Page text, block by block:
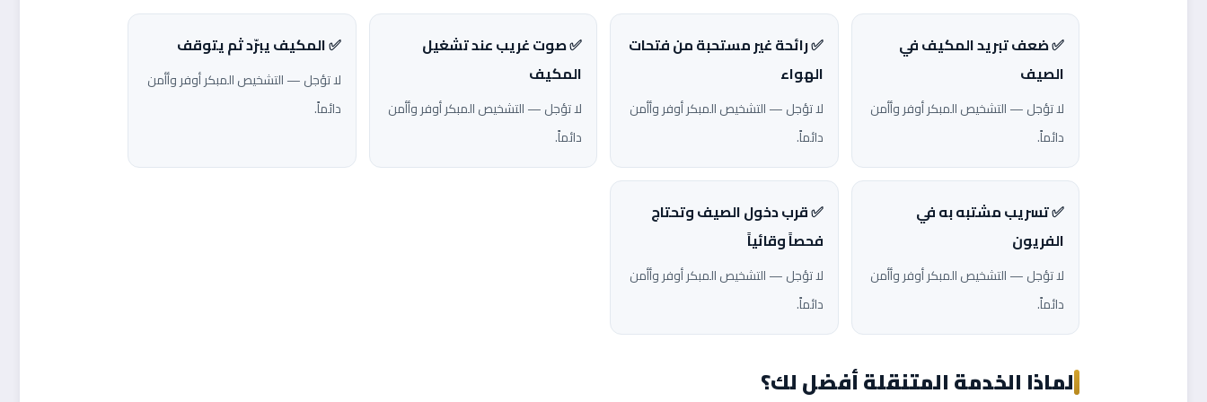
✅ ضعف تبريد المكيف في
الصيف
لا تؤجل — التشخيص المبكر أوفر وأأمن
دائماً.
✅ رائحة غير مستحبة من فتحات
الهواء
لا تؤجل — التشخيص المبكر أوفر وأأمن
دائماً.
✅ صوت غريب عند تشغيل
المكيف
لا تؤجل — التشخيص المبكر أوفر وأأمن
دائماً.
✅ المكيف يبرّد ثم يتوقف
لا تؤجل — التشخيص المبكر أوفر وأأمن
دائماً.
✅ تسريب مشتبه به في
الفريون
لا تؤجل — التشخيص المبكر أوفر وأأمن
دائماً.
✅ قرب دخول الصيف وتحتاج
فحصاً وقائياً
لا تؤجل — التشخيص المبكر أوفر وأأمن
دائماً.
لماذا الخدمة المتنقلة أفضل لك؟